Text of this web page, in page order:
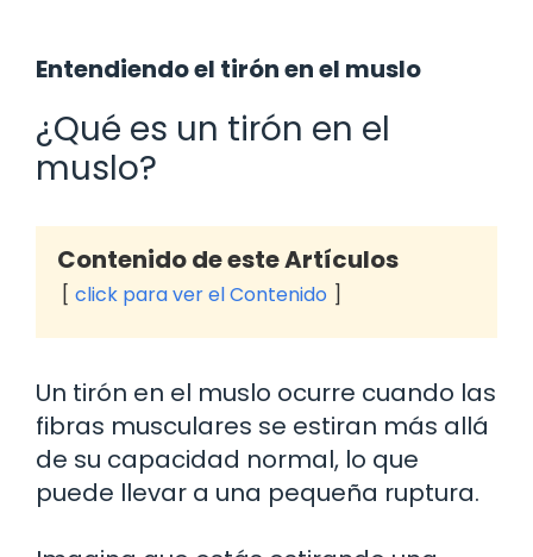
Entendiendo el tirón en el muslo
¿Qué es un tirón en el
muslo?
Contenido de este Artículos
click para ver el Contenido
Un tirón en el muslo ocurre cuando las
fibras musculares se estiran más allá
de su capacidad normal, lo que
puede llevar a una pequeña ruptura.